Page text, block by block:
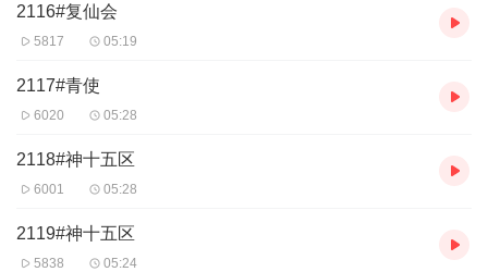
2116#复仙会
5817 05:19
2117#青使
6020 05:28
2118#神十五区
6001 05:28
2119#神十五区
5838 05:24